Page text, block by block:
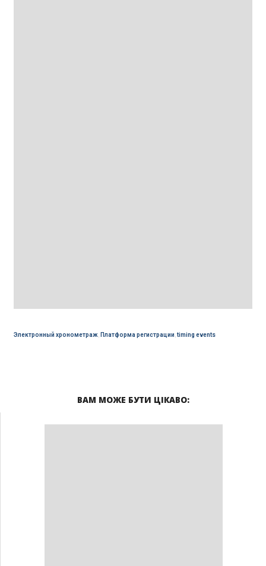
Электронный хронометраж, Платформа регистрации timing events
ВАМ МОЖЕ БУТИ ЦІКАВО: